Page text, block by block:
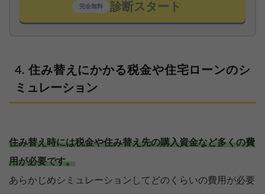
完全無料 診断スタート
住み替えにかかる税金や住宅ローンのシ
ミュレーション
住み替え時には税金や住み替え先の購入資金など多くの費
用が必要です。
あらかじめシミュレーションしてどのくらいの費用が必要